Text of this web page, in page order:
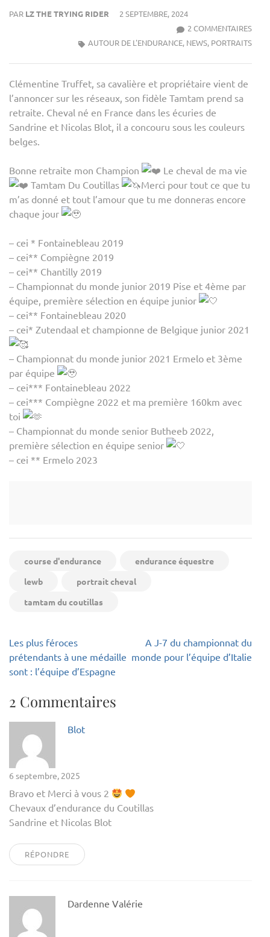
PAR LZ THE TRYING RIDER
2 SEPTEMBRE, 2024
2 COMMENTAIRESSUR
AUTOUR DE L'ENDURANCE, NEWS, PORTRAITS
Clémentine Truffet, sa cavalière et propriétaire vient de
l’annoncer sur les réseaux, son fidèle Tamtam prend sa
retraite. Cheval né en France dans les écuries de
Sandrine et Nicolas Blot, il a concouru sous les couleurs
belges.
Bonne retraite mon Champion
Le cheval de ma vie
Tamtam Du Coutillas
Merci pour tout ce que tu
m’as donné et tout l’amour que tu me donneras encore
chaque jour
– cei * Fontainebleau 2019
– cei** Compiègne 2019
– cei** Chantilly 2019
– Championnat du monde junior 2019 Pise et 4ème par
équipe, première sélection en équipe junior
– cei** Fontainebleau 2020
– cei* Zutendaal et championne de Belgique junior 2021
– Championnat du monde junior 2021 Ermelo et 3ème
par équipe
– cei*** Fontainebleau 2022
– cei*** Compiègne 2022 et ma première 160km avec
toi
– Championnat du monde senior Butheeb 2022,
première sélection en équipe senior
– cei ** Ermelo 2023
course d'endurance
endurance équestre
lewb
portrait cheval
tamtam du coutillas
Navigation
de
l’article
Les plus féroces
prétendants à une médaille
sont : l’équipe d’Espagne
A J-7 du championnat du
monde pour l’équipe d’Italie
2 Commentaires
Blot
6 septembre, 2025
Bravo et Merci à vous 2
Chevaux d’endurance du Coutillas
Sandrine et Nicolas Blot
RÉPONDRE
Dardenne Valérie